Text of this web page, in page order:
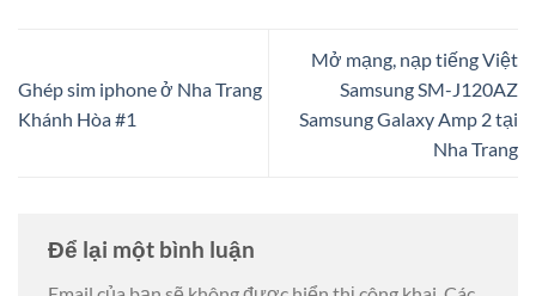
Ghép sim iphone ở Nha Trang
Khánh Hòa #1
Mở mạng, nạp tiếng Việt
Samsung SM-J120AZ
Samsung Galaxy Amp 2 tại
Nha Trang
Để lại một bình luận